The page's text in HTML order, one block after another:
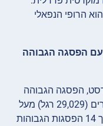
הרופי הנפאלי
רב עם הפסגה הגבוהה
הפסגה הגבוהה
בעולם, המתנשאת לגובה של 8,848 מטרים (29,029 רגל) מעל
פני הים. הנוף ההימלאי כולל שמונה מתוך 14 הפסגות הגבוהות